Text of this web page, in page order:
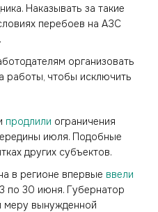
Наказывать за такие
перебоев на АЗС
организовать
работы, чтобы исключить
продлили ограничения
июля. Подобные
других субъектов.
в регионе впервые ввели
по 30 июня. Губернатор
меру вынужденной